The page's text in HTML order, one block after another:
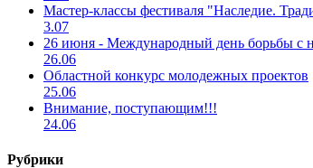
Мастер-классы фестиваля "Наследие.
3.07
26 июня - Международный день борьбы с
26.06
Областной конкурс молодежных проектов
25.06
Внимание, поступающим!!!
24.06
Рубрики